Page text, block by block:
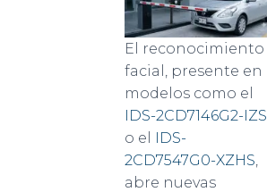
El reconocimiento
facial, presente en
modelos como el
IDS-2CD7146G2-IZS
o el
IDS-
2CD7547G0-XZHS,
abre nuevas